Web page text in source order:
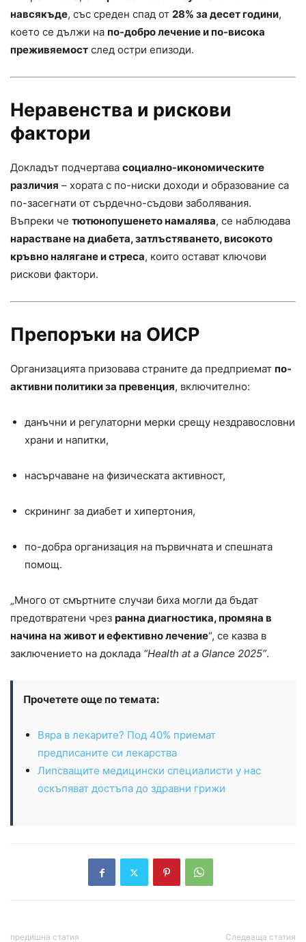
навсякъде, със среден спад от 28% за десет години,
което се дължи на по-добро лечение и по-висока
преживяемост след остри епизоди.
Неравенства и рискови
фактори
Докладът подчертава социално-икономическите
различия – хората с по-ниски доходи и образование са
по-засегнати от сърдечно-съдови заболявания.
Въпреки че тютюнопушенето намалява, се наблюдава
нарастване на диабета, затлъстяването, високото
кръвно налягане и стреса, които остават ключови
рискови фактори.
Препоръки на ОИСР
Организацията призовава страните да предприемат по-
активни политики за превенция, включително:
данъчни и регулаторни мерки срещу нездравословни
храни и напитки,
насърчаване на физическата активност,
скрининг за диабет и хипертония,
по-добра организация на първичната и спешната
помощ.
„Много от смъртните случаи биха могли да бъдат
предотвратени чрез ранна диагностика, промяна в
начина на живот и ефективно лечение“, се казва в
заключението на доклада “Health at a Glance 2025”.
Прочетете още по темата:
Вяра в лекарите? Под 40% приемат
предписаните си лекарства
Липсващите медицински специалисти у нас
оскъпяват достъпа до здравни грижи
предишна статия Следваща статия